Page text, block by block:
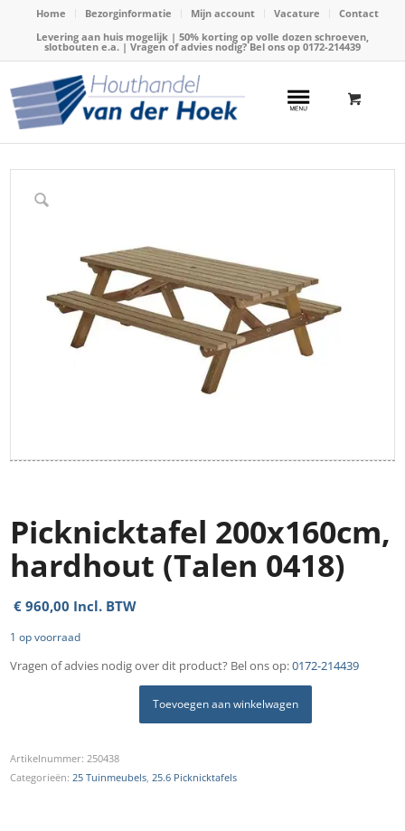
Home Bezorginformatie Mijn account Vacature
Contact
Levering aan huis mogelijk | 50% korting op volle dozen schroeven,
slotbouten e.a. | Vragen of advies nodig? Bel ons op 0172-214439
Home / Webshop / Tuinmeubels / Picknicktafels
Picknicktafel 200x160cm, hardhout (Talen 0418)
Picknicktafel 200x160cm,
hardhout (Talen 0418)
€ 960,00 Incl. BTW
1 op voorraad
Vragen of advies nodig over dit product? Bel ons op:0172-214439
Toevoegen aan winkelwagen
Artikelnummer:250438
Categorieën:25 Tuinmeubels,25.6 Picknicktafels